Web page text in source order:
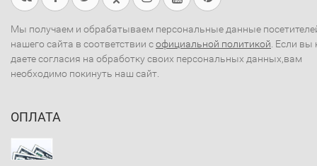
Мы получаем и обрабатываем персональные данные
нашего сайта в соответствии софициальной политикой. Если вы
даете согласия на обработку своих персональных данных,вам
необходимо покинуть наш сайт.
ОПЛАТА